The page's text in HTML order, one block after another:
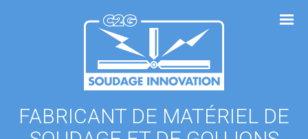
FABRICANT DE MATÉRIEL DE